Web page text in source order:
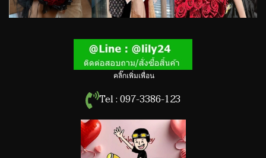
คลิ๊กเพิ่มเพื่อน
Tel : 097-3386-123